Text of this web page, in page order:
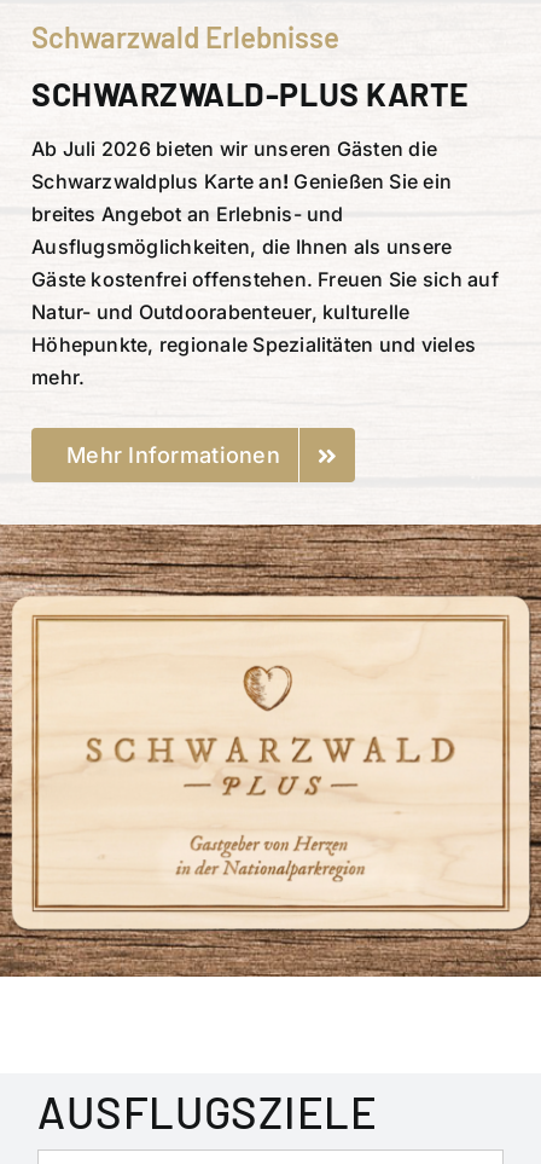
Schwarzwald Erlebnisse
SCHWARZWALD-PLUS KARTE
Ab Juli 2026 bieten wir unseren Gästen die
Schwarzwaldplus Karte an! Genießen Sie ein
breites Angebot an Erlebnis- und
Ausflugsmöglichkeiten, die Ihnen als unsere
Gäste kostenfrei offenstehen. Freuen Sie sich auf
Natur- und Outdoorabenteuer, kulturelle
Höhepunkte, regionale Spezialitäten und vieles
mehr.
Mehr Informationen
AUSFLUGSZIELE